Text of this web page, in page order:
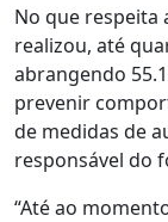
No que respeita
realizou, até
abrangendo
prevenir
de medidas de
responsável do
“Até ao